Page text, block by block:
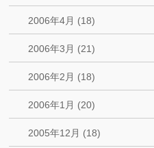
2006年4月 (18)
2006年3月 (21)
2006年2月 (18)
2006年1月 (20)
2005年12月 (18)